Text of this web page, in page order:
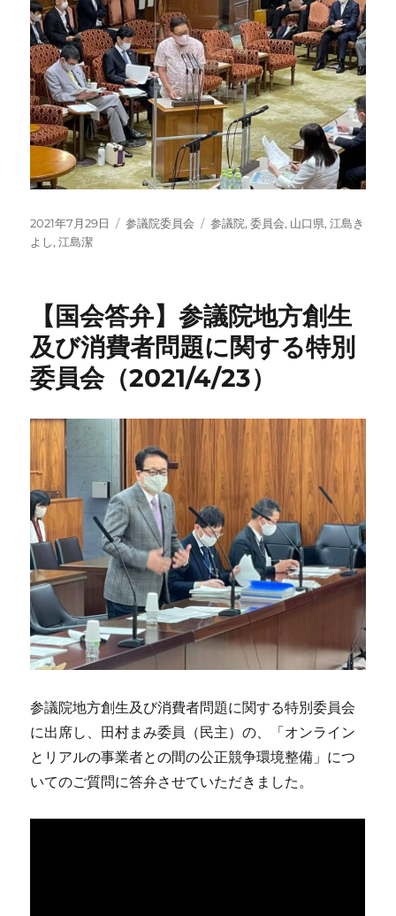
投
稿
2021年7月29日
カ
参議院委員会
タ
参議院,委員会, 山口県,江島き
よし,江島潔
【国会答弁】参議院地方創生
及び消費者問題に関する特別
委員会（2021/4/23）
参議院地方創生及び消費者問題に関する特別委員会
に出席し、田村まみ委員（民主）の、「オンライン
とリアルの事業者との間の公正競争環境整備」につ
いてのご質問に答弁させていただきました。